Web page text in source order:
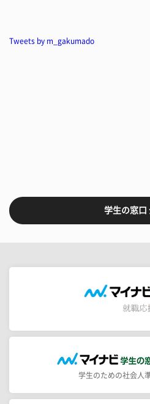
Tweets by m_gakumado
学生の窓口
学生のための社会人